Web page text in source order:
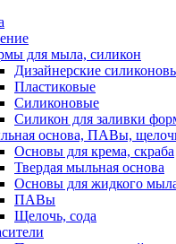
для мыла, силикон
Дизайнерские
Пластиковые
Силиконовые
Силикон для заливки
основа, ПАВы,
Основы для крема, скраба
Твердая мыльная основа
Основы для жидкого
ПАВы
Щелочь, сода